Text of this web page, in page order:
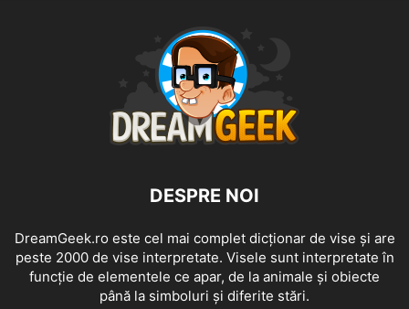
DESPRE NOI
DreamGeek.ro este cel mai complet dicționar de vise și are
peste 2000 de vise interpretate. Visele sunt interpretate în
funcție de elementele ce apar, de la animale și obiecte
până la simboluri și diferite stări.